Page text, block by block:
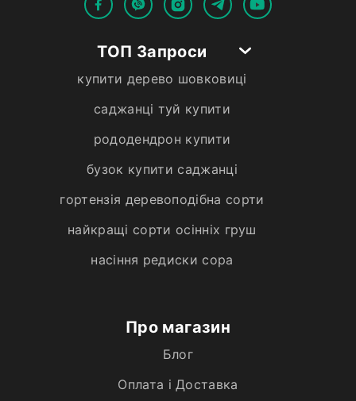
ТОП Запроси
купити дерево шовковиці
саджанці туй купити
рододендрон купити
бузок купити саджанці
гортензія деревоподібна сорти
найкращі сорти осінніх груш
насіння редиски сора
Про магазин
Блог
Оплата і Доставка